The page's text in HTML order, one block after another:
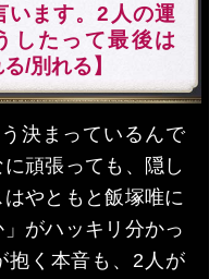
います。2人の運
したって最後は
る/別れる】
決まっているんで
頑張っても、隠し
やともと飯塚唯に
がハッキリ分かっ
抱く本音も、2人が